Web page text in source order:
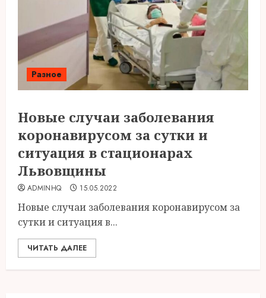
Разное
Новые случаи заболевания
коронавирусом за сутки и
ситуация в стационарах
Львовщины
ADMINHQ 15.05.2022
Новые случаи заболевания коронавирусом за
сутки и ситуация в...
ЧИТАТЬ ДАЛЕЕ